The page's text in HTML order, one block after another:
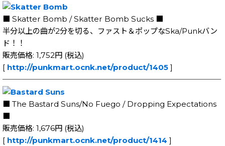
■ Skatter Bomb / Skatter Bomb Sucks ■
半分以上の曲が2分を切る、ファスト＆ポップなSka/Punkバン
ド！！
販売価格: 1,752円 (税込)
[ http://punkmart.ocnk.net/product/1405 ]
─────────────────────────────
■ The Bastard Suns/No Fuego / Dropping Expectations
販売価格: 1,676円 (税込)
[ http://punkmart.ocnk.net/product/1414 ]